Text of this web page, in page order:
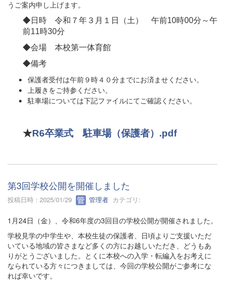
うご案内申し上げます。
◆日時 令和７年３月１日（土） 午前10時00分～午
前11時30分
◆会場 本校第一体育館
◆備考
保護者受付は午前９時４０分までにお済ませください。
上履きをご持参ください。
駐車場については下記ファイルにてご確認ください。
★R6卒業式 駐車場（保護者）.pdf
第3回学校公開を開催しました
投稿日時 : 2025/01/29 管理者 カテゴリ:
1月24日（金）、令和6年度の3回目の学校公開が開催されました。
学校見学の中学生や、本校生徒の保護者、日頃よりご支援いただ
いている地域の皆さまなど多くの方にお越しいただき、どうもあ
りがとうございました。とくに本校への入学・転編入をお考えに
なられている方々につきましては、今回の学校公開がご参考にな
れば幸いです。